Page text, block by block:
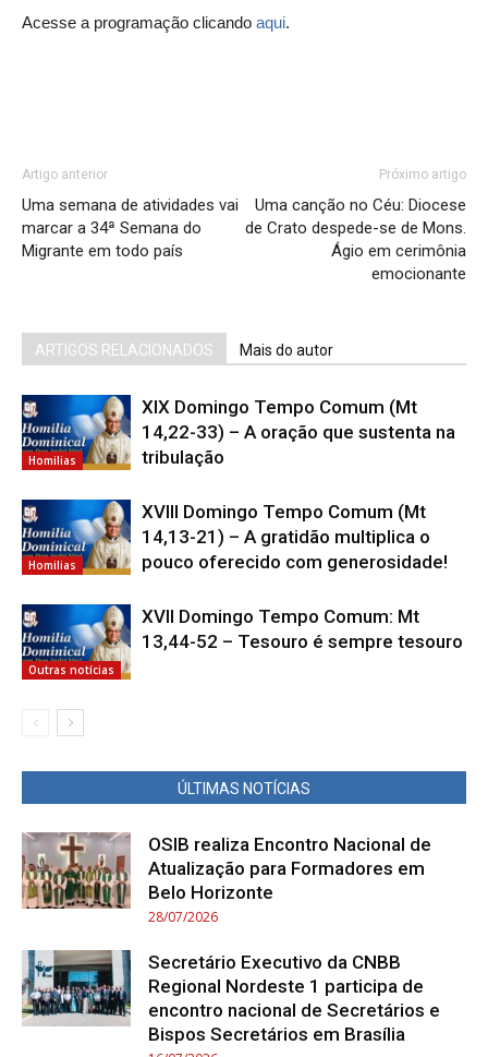
Acesse a programação clicando aqui.
Artigo anterior
Uma semana de atividades vai
marcar a 34ª Semana do
Migrante em todo país
Próximo artigo
Uma canção no Céu: Diocese
de Crato despede-se de Mons.
Ágio em cerimônia
emocionante
ARTIGOS RELACIONADOS Mais do autor
Homilias
XIX Domingo Tempo Comum (Mt
14,22-33) – A oração que sustenta na
tribulação
Homilias
XVIII Domingo Tempo Comum (Mt
14,13-21) – A gratidão multiplica o
pouco oferecido com generosidade!
Outras notícias
XVII Domingo Tempo Comum: Mt
13,44-52 – Tesouro é sempre tesouro
ÚLTIMAS NOTÍCIAS
OSIB realiza Encontro Nacional de
Atualização para Formadores em
Belo Horizonte
28/07/2026
Secretário Executivo da CNBB
Regional Nordeste 1 participa de
encontro nacional de Secretários e
Bispos Secretários em Brasília